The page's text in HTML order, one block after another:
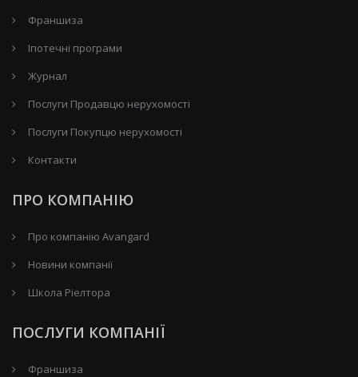
Франшиза
Іпотечні програми
Журнал
Послуги Продавцю нерухомості
Послуги Покупцю нерухомості
Контакти
ПРО КОМПАНІЮ
Про компанію Avangard
Новини компанії
Школа Ріелтора
ПОСЛУГИ КОМПАНІЇ
Франшиза